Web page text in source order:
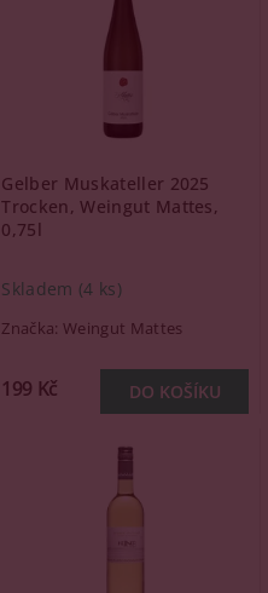
Gelber Muskateller 2025
Trocken, Weingut Mattes,
0,75l
Skladem (4 ks)
Značka: Weingut Mattes
199 Kč